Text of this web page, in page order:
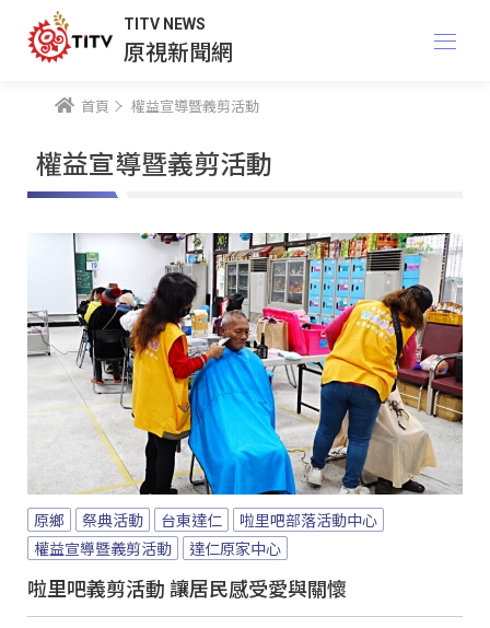
TITV NEWS
原視新聞網
首頁 權益宣導暨義剪活動
權益宣導暨義剪活動
原鄉 祭典活動 台東達仁
啦里吧部落活動中心
權益宣導暨義剪活動
達仁原家中心
啦里吧義剪活動 讓居民感受愛與關懷